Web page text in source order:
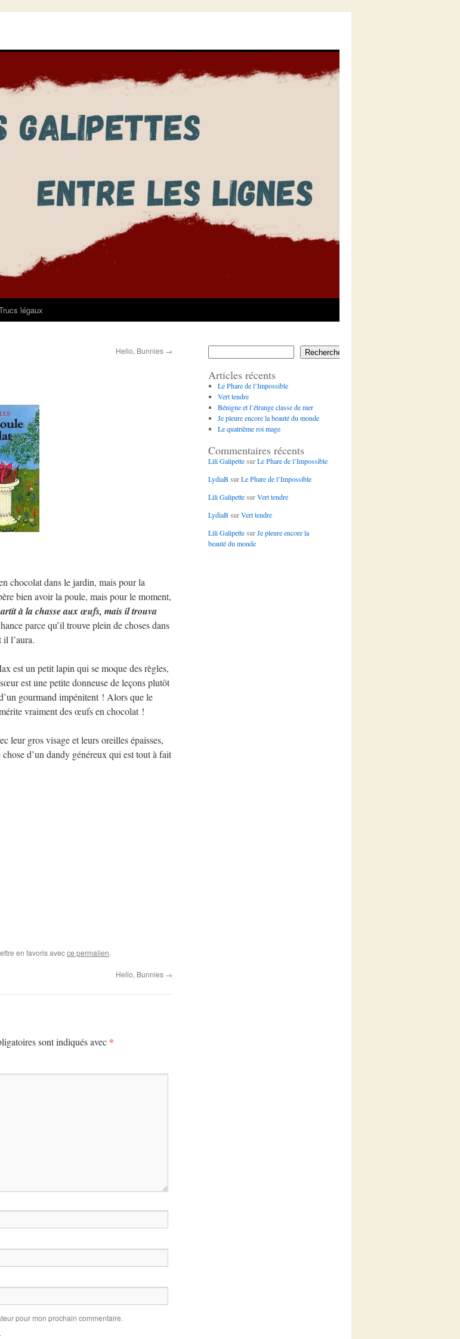
légaux
Hello, Bunnies →
chocolat dans le jardin, mais pour la
bien avoir la poule, mais pour le moment,
à la chasse aux œufs, mais il trouva
parce qu’il trouve plein de choses dans
l’aura.
est un petit lapin qui se moque des règles,
est une petite donneuse de leçons plutôt
gourmand impénitent ! Alors que le
vraiment des œufs en chocolat !
leur gros visage et leurs oreilles épaisses,
d’un dandy généreux qui est tout à fait
en favoris avecce permalien.
Hello, Bunnies →
sont indiqués avec *
pour mon prochain commentaire.
Rechercher
Articles récents
Le Phare de l’Impossible
Vert tendre
Bénigne et l’étrange classe de mer
Je pleure encore la beauté du monde
Le quatrième roi mage
Commentaires récents
Lili GalipettesurLe Phare de l’Impossible
LydiaB surLe Phare de l’Impossible
Lili GalipettesurVert tendre
LydiaB surVert tendre
Lili GalipettesurJe pleure encore la
beauté du monde